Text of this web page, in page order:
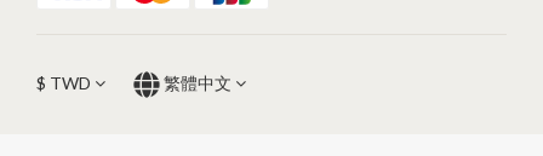
$ TWD 繁體中文